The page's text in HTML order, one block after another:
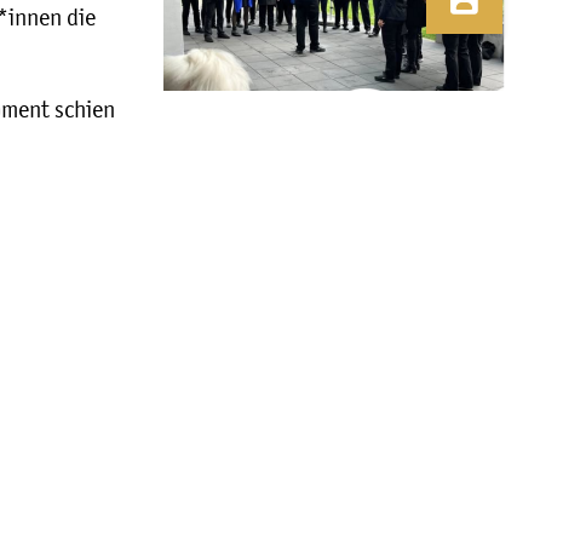
die
schien